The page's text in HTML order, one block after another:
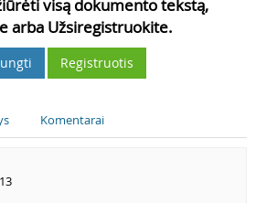
visą dokumento tekstą,
arba Užsiregistruokite.
Registruotis
Komentarai